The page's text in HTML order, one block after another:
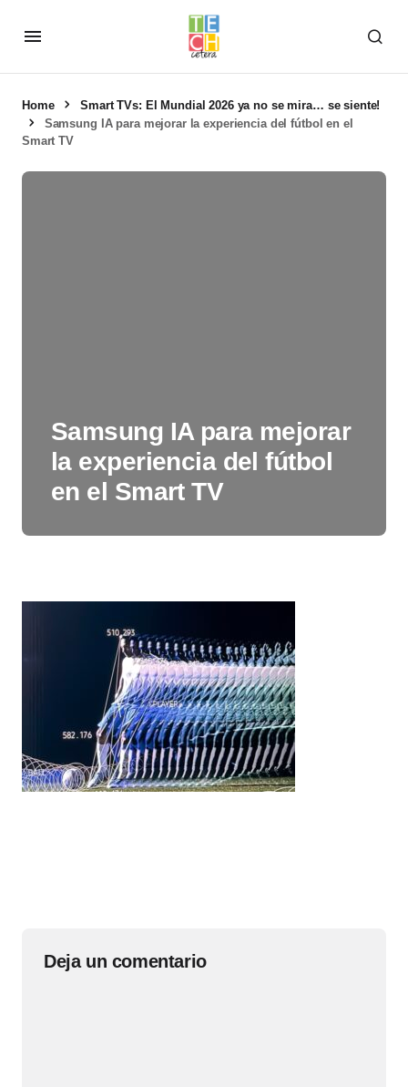
Home
Smart TVs: El Mundial 2026 ya no se mira… se siente!
Samsung IA para mejorar la experiencia del fútbol en el
Smart TV
Samsung IA para mejorar
la experiencia del fútbol
en el Smart TV
Deja un comentario